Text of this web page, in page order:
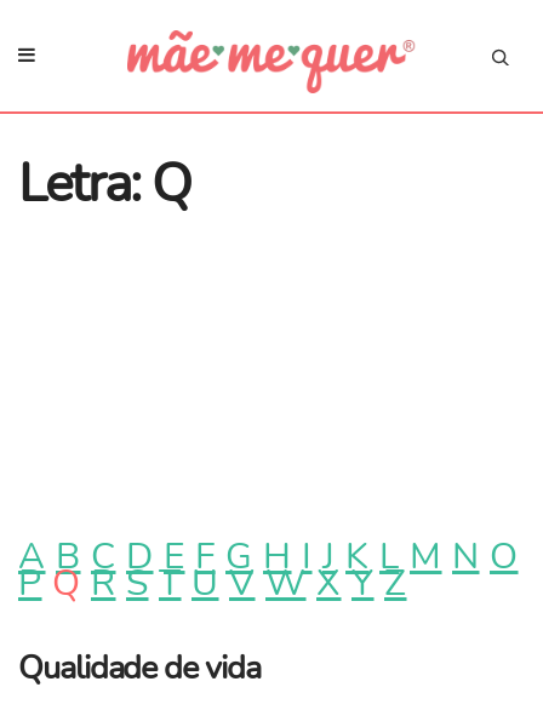
Letra: Q
A B C D E F G H I J K L M N O
PQR S T U V W X Y Z
Qualidade de vida